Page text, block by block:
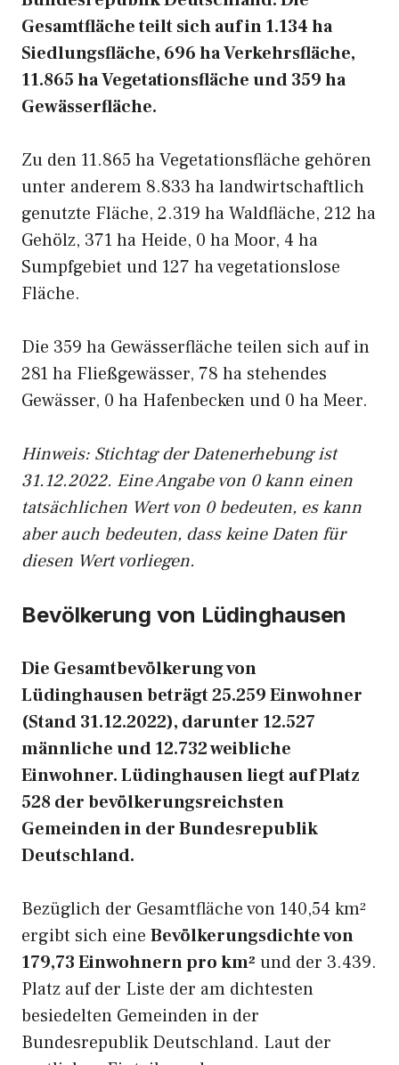
Gesamtfläche teilt sich auf in 1.134 ha
Siedlungsfläche, 696 ha Verkehrsfläche,
11.865 ha Vegetationsfläche und 359 ha
Gewässerfläche.
Zu den 11.865 ha Vegetationsfläche gehören
unter anderem 8.833 ha landwirtschaftlich
genutzte Fläche, 2.319 ha Waldfläche, 212 ha
Gehölz, 371 ha Heide, 0 ha Moor, 4 ha
Sumpfgebiet und 127 ha vegetationslose
Fläche.
Die 359 ha Gewässerfläche teilen sich auf in
281 ha Fließgewässer, 78 ha stehendes
Gewässer, 0 ha Hafenbecken und 0 ha Meer.
Hinweis: Stichtag der Datenerhebung ist
31.12.2022. Eine Angabe von 0 kann einen
tatsächlichen Wert von 0 bedeuten, es kann
aber auch bedeuten, dass keine Daten für
diesen Wert vorliegen.
Bevölkerung von Lüdinghausen
Die Gesamtbevölkerung von
Lüdinghausen beträgt 25.259 Einwohner
(Stand 31.12.2022), darunter 12.527
männliche und 12.732 weibliche
Einwohner. Lüdinghausen liegt auf Platz
528 der bevölkerungsreichsten
Gemeinden in der Bundesrepublik
Deutschland.
Bezüglich der Gesamtfläche von 140,54 km²
ergibt sich eine Bevölkerungsdichte von
179,73 Einwohnern pro km² und der 3.439.
Platz auf der Liste der am dichtesten
besiedelten Gemeinden in der
Bundesrepublik Deutschland. Laut der